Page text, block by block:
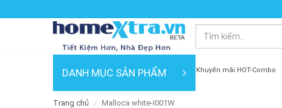
DANH MỤC SẢN PHẨM Khuyến mãi HOT-Combo
Trang chủ Malloca white-I001W